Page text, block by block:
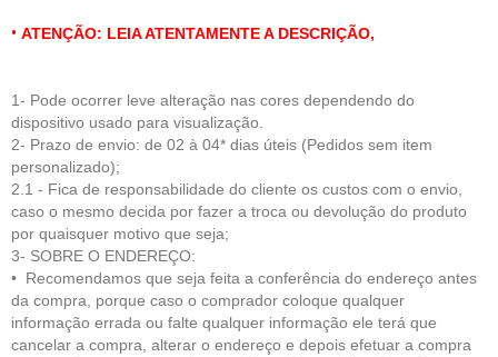
• ATENÇÃO: LEIA ATENTAMENTE A DESCRIÇÃO,
1- Pode ocorrer leve alteração nas cores dependendo do
dispositivo usado para visualização.
2- Prazo de envio: de 02 à 04* dias úteis (Pedidos sem item
personalizado);
2.1 - Fica de responsabilidade do cliente os custos com o envio,
caso o mesmo decida por fazer a troca ou devolução do produto
por quaisquer motivo que seja;
3- SOBRE O ENDEREÇO:
• Recomendamos que seja feita a conferência do endereço antes
da compra, porque caso o comprador coloque qualquer
informação errada ou falte qualquer informação ele terá que
cancelar a compra, alterar o endereço e depois efetuar a compra